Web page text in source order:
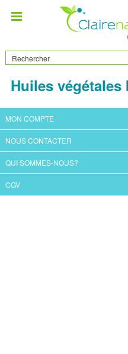
Huiles végétales
MON COMPTE
NOUS CONTACTER
QUI SOMMES-NOUS?
CGV